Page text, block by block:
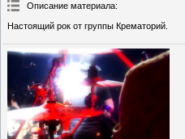
Описание материала:
Настоящий рок от группы Крематорий.